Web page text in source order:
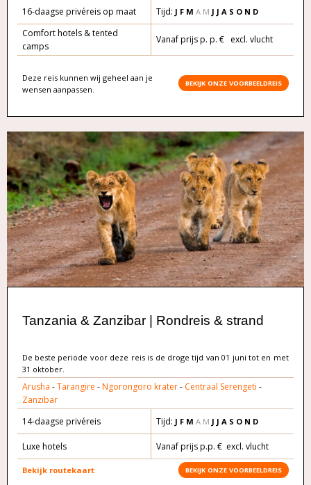
16-daagse privéreis op maat
Tijd: J F M A M J J A S O N D
Comfort hotels & tented
camps
Vanaf prijs p. p. € excl. vlucht
Deze reis kunnen wij geheel aan je
wensen aanpassen.
BEKIJK ONZE VOORBEELDREIS
Tanzania & Zanzibar | Rondreis & strand
De beste periode voor deze reis is de droge tijd van 01 juni tot en met
31 oktober.
Arusha -Tarangire -Ngorongoro krater- Centraal Serengeti -
Zanzibar
14-daagse privéreis
Tijd: J F M A M J J A S O N D
Luxe hotels Vanaf prijs p.p. € excl. vlucht
Bekijk routekaart BEKIJK ONZE VOORBEELDREIS